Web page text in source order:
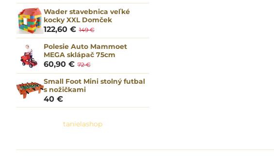
Wader stavebnica veľké
kocky XXL Domček
122,60 € 149 €
Polesie Auto Mammoet
MEGA sklápač 75cm
60,90 € 72 €
Small Foot Mini stolný futbal
s nožičkami
40 €
tanielashop